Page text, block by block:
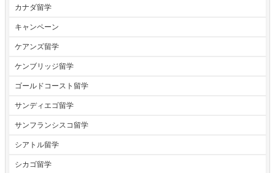
カナダ留学
キャンペーン
ケアンズ留学
ケンブリッジ留学
ゴールドコースト留学
サンディエゴ留学
サンフランシスコ留学
シアトル留学
シカゴ留学